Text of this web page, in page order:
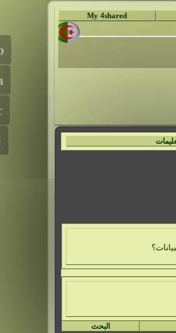
My 4shared
البحث